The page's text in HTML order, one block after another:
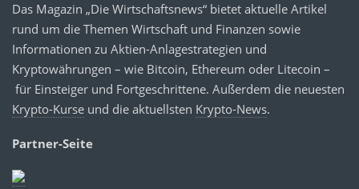
Das Magazin „Die Wirtschaftsnews“ bietet aktuelle Artikel
rund um die Themen Wirtschaft und Finanzen sowie
Informationen zu Aktien-Anlagestrategien und
Kryptowährungen – wie Bitcoin, Ethereum oder Litecoin –
für Einsteiger und Fortgeschrittene. Außerdem die neuesten
Krypto-Kurse und die aktuellsten Krypto-News.
Partner-Seite